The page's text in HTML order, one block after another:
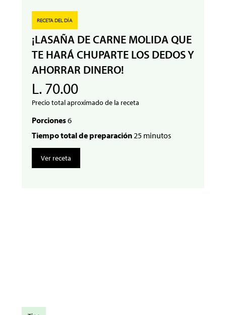
RECETA DEL DÍA
¡LASAÑA DE CARNE MOLIDA QUE
TE HARÁ CHUPARTE LOS DEDOS Y
AHORRAR DINERO!
L. 70.00
Precio total aproximado de la receta
Porciones6
Tiempo total de preparación25 minutos
Ver receta